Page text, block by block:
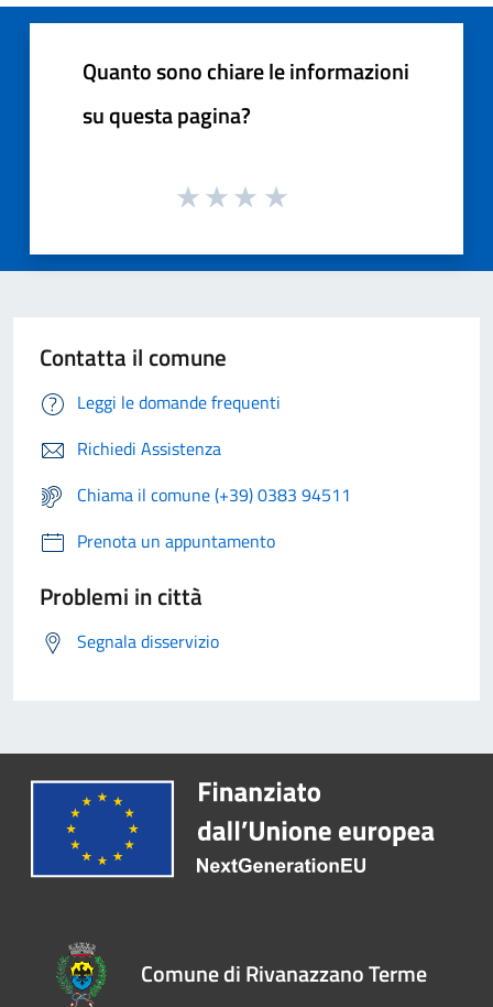
Quanto sono chiare le informazioni
su questa pagina?
Contatta il comune
Leggi le domande frequenti
Richiedi Assistenza
Chiama il comune (+39) 0383 94511
Prenota un appuntamento
Problemi in città
Segnala disservizio
Comune di Rivanazzano Terme